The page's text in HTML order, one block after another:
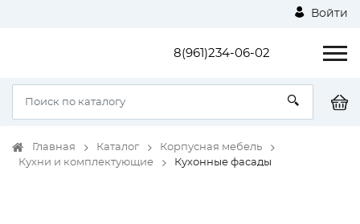
Войти
8(961)234-06-02
Главная Каталог
Корпусная мебель
Кухни и комплектующие
Кухонные фасады